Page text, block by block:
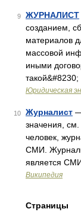
9 ЖУРНАЛИСТ
созданием,
материалов
массовой
иными
такой&#8230;
Юридическая
10 Журналист
значения,
человек,
СМИ.
является
Википедия
Страницы